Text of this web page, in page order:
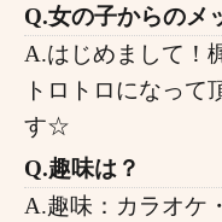
Q.女の子からのメ
A.はじめまして！
トロトロになって
す☆
Q.趣味は？
A.趣味：カラオケ